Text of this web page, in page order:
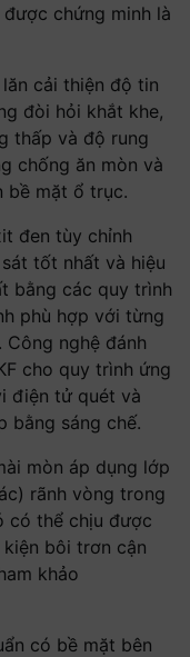
chứng minh là
cải thiện độ tin
đòi hỏi khắt khe,
thấp và độ rung
chống ăn mòn và
bề mặt ổ trục.
đen tùy chỉnh
tốt nhất và hiệu
bằng các quy trình
phù hợp với từng
nghệ đánh
cho quy trình ứng
điện tử quét và
bằng sáng chế.
mòn áp dụng lớp
rãnh vòng trong
có thể chịu được
bôi trơn cận
khảo
có bề mặt bên